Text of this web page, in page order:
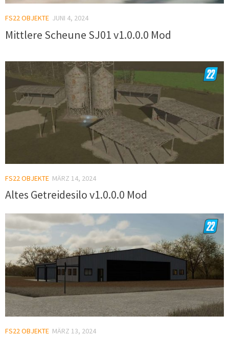
FS22 OBJEKTE JUNI 4, 2024
Mittlere Scheune SJ01 v1.0.0.0 Mod
FS22 OBJEKTE MÄRZ 14, 2024
Altes Getreidesilo v1.0.0.0 Mod
FS22 OBJEKTE MÄRZ 13, 2024